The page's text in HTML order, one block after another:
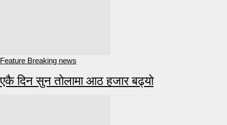
Feature Breaking news
एकै दिन सुन तोलामा आठ हजार बढ्यो